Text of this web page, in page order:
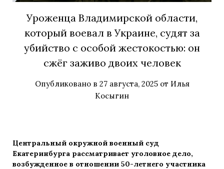
Уроженца Владимирской области,
который воевал в Украине, судят за
убийство с особой жестокостью: он
сжёг заживо двоих человек
Опубликовано в 27 августа, 2025от Илья
Косыгин
Центральный окружной военный суд
Екатеринбурга рассматривает уголовное дело,
возбужденное в отношении 50-летнего участника